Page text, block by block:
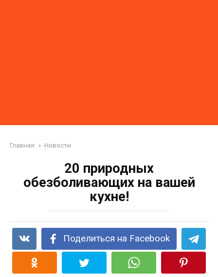
Главная » Новости
20 природных
обезболивающих на вашей
кухне!
Поделиться на Facebook